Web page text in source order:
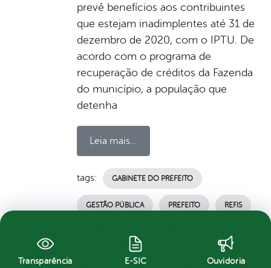
prevê benefícios aos contribuintes
que estejam inadimplentes até 31 de
dezembro de 2020, com o IPTU. De
acordo com o programa de
recuperação de créditos da Fazenda
do município, a população que
detenha
Leia mais...
tags: GABINETE DO PREFEITO
GESTÃO PÚBLICA PREFEITO REFIS
última modificação em 06/03/2021 14h18
Transparência
E-SIC Ouvidoria